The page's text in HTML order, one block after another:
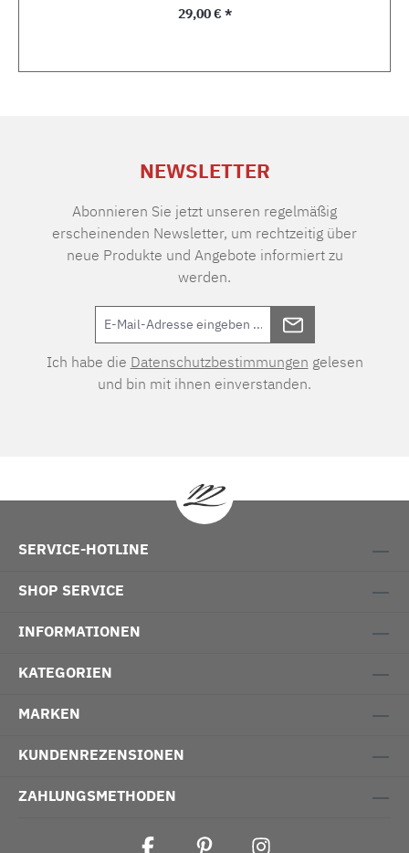
Regulärer Preis:
29,00 € *
NEWSLETTER
Abonnieren Sie jetzt unseren regelmäßig
erscheinenden Newsletter, um rechtzeitig über
neue Produkte und Angebote informiert zu
werden.
Ich habe die Datenschutzbestimmungen gelesen
und bin mit ihnen einverstanden.
SERVICE-HOTLINE
SHOP SERVICE
INFORMATIONEN
KATEGORIEN
MARKEN
KUNDENREZENSIONEN
ZAHLUNGSMETHODEN